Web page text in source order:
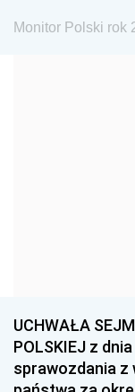
1975
1939
1936
Monitor Polski rok
UCHWAŁA
POLSKIEJ z
sprawozdania z